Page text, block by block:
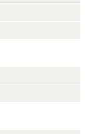
に入れて願いを込めま
うございました。
安心いたしまし